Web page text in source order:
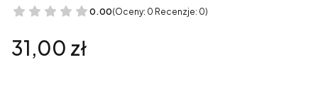
0.00(Oceny: 0 Recenzje: 0)
Cena
31,00 zł